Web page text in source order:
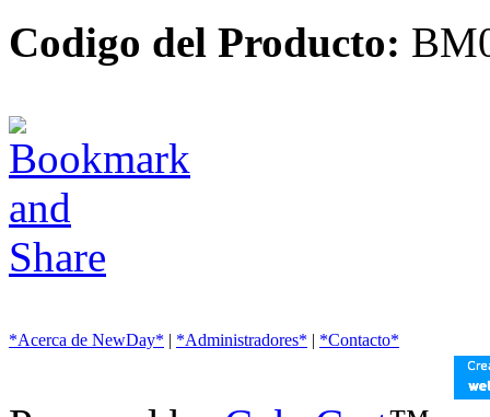
Codigo del Producto:
*Acerca de NewDay* | *Administradores* | *Contacto*